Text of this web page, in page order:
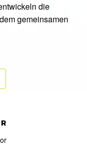
die
gemeinsamen